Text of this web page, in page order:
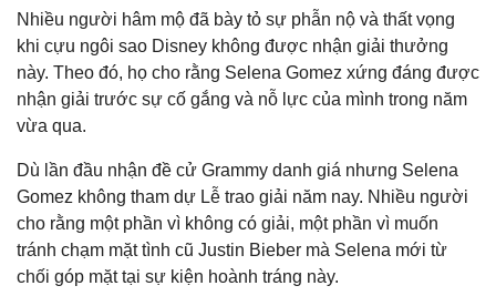
Nhiều người hâm mộ đã bày tỏ sự phẫn nộ và thất vọng
khi cựu ngôi sao Disney không được nhận giải thưởng
này. Theo đó, họ cho rằng Selena Gomez xứng đáng được
nhận giải trước sự cố gắng và nỗ lực của mình trong năm
vừa qua.
Dù lần đầu nhận đề cử Grammy danh giá nhưng Selena
Gomez không tham dự Lễ trao giải năm nay. Nhiều người
cho rằng một phần vì không có giải, một phần vì muốn
tránh chạm mặt tình cũ Justin Bieber mà Selena mới từ
chối góp mặt tại sự kiện hoành tráng này.